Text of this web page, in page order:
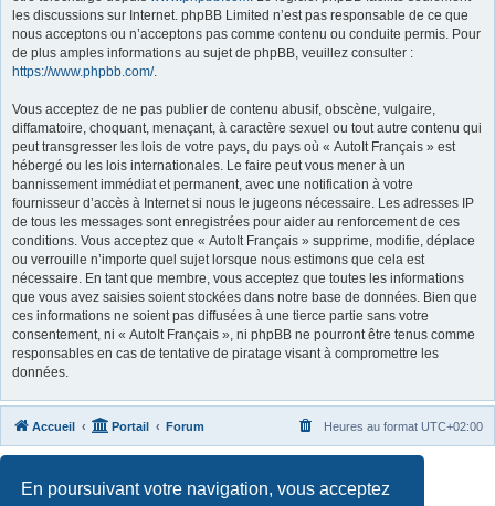
En poursuivant votre navigation, vous acceptez
les discussions sur Internet. phpBB Limited n’est pas responsable de ce que
nous acceptons ou n’acceptons pas comme contenu ou conduite permis. Pour
de plus amples informations au sujet de phpBB, veuillez consulter :
https://www.phpbb.com/.
Vous acceptez de ne pas publier de contenu abusif, obscène, vulgaire,
diffamatoire, choquant, menaçant, à caractère sexuel ou tout autre contenu qui
peut transgresser les lois de votre pays, du pays où « AutoIt Français » est
hébergé ou les lois internationales. Le faire peut vous mener à un
bannissement immédiat et permanent, avec une notification à votre
fournisseur d’accès à Internet si nous le jugeons nécessaire. Les adresses IP
de tous les messages sont enregistrées pour aider au renforcement de ces
conditions. Vous acceptez que « AutoIt Français » supprime, modifie, déplace
ou verrouille n’importe quel sujet lorsque nous estimons que cela est
nécessaire. En tant que membre, vous acceptez que toutes les informations
que vous avez saisies soient stockées dans notre base de données. Bien que
ces informations ne soient pas diffusées à une tierce partie sans votre
consentement, ni « AutoIt Français », ni phpBB ne pourront être tenus comme
responsables en cas de tentative de piratage visant à compromettre les
données.
Accueil Portail Forum Heures au format UTC+02:00
Traduit parphpBB-fr.com